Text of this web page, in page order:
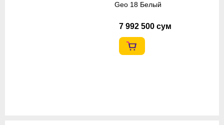
Geo 18 Белый
7 992 500 сум